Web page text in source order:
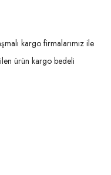
kargo firmalarımız ile
ürün kargo bedeli